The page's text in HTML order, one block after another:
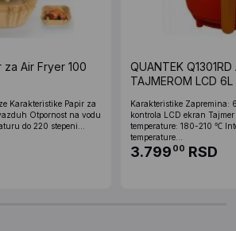
za Air Fryer 100
Karakteristike Papir za
Otpornost na vodu
do 220 stepeni...
QUANTEK Q1301RD
TAJMEROM LCD
Karakteristike Zapremina:
kontrola LCD ekran
temperature: 180-210 ℃
temperature...
3.799 00 RSD